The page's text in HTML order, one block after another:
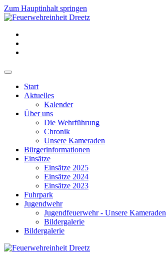
Zum Hauptinhalt springen
Start
Aktuelles
Kalender
Über uns
Die Wehrführung
Chronik
Unsere Kameraden
Bürgerinformationen
Einsätze
Einsätze 2025
Einsätze 2024
Einsätze 2023
Fuhrpark
Jugendwehr
Jugendfeuerwehr - Unsere Kameraden
Bildergalerie
Bildergalerie